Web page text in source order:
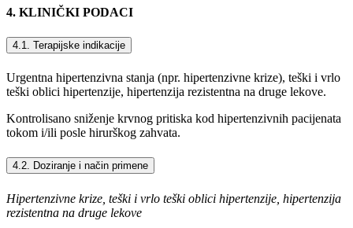
4. KLINIČKI PODACI
4.1. Terapijske indikacije
Urgentna hipertenzivna stanja (npr. hipertenzivne krize), teški i vrlo
teški oblici hipertenzije, hipertenzija rezistentna na druge lekove.
Kontrolisano sniženje krvnog pritiska kod hipertenzivnih pacijenata
tokom i/ili posle hirurškog zahvata.
4.2. Doziranje i način primene
Hipertenzivne krize, teški i vrlo teški oblici hipertenzije, hipertenzija
rezistentna na druge lekove